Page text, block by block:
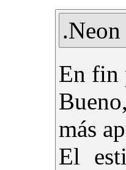
.Neon
En fin
más
El